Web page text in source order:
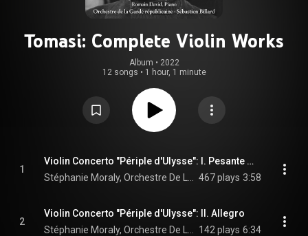
Tomasi: Complete Violin Works
Album • 2022
12 songs • 1 hour, 1 minute
1
Violin Concerto "Périple d'Ulysse": I. Pesante marcato e sostenuto - Vivo
467 plays 3:58
2
Violin Concerto "Périple d'Ulysse": II. Allegro
142 plays 6:34